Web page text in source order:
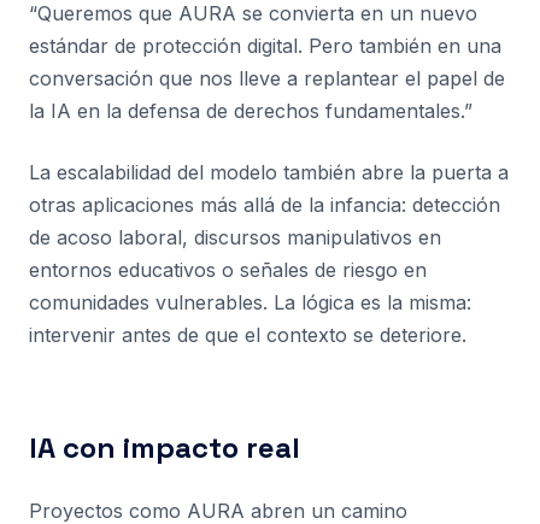
“Queremos que AURA se convierta en un nuevo
estándar de protección digital. Pero también en una
conversación que nos lleve a replantear el papel de
la IA en la defensa de derechos fundamentales.”
La escalabilidad del modelo también abre la puerta a
otras aplicaciones más allá de la infancia: detección
de acoso laboral, discursos manipulativos en
entornos educativos o señales de riesgo en
comunidades vulnerables. La lógica es la misma:
intervenir antes de que el contexto se deteriore.
IA con impacto real
Proyectos como AURA abren un camino